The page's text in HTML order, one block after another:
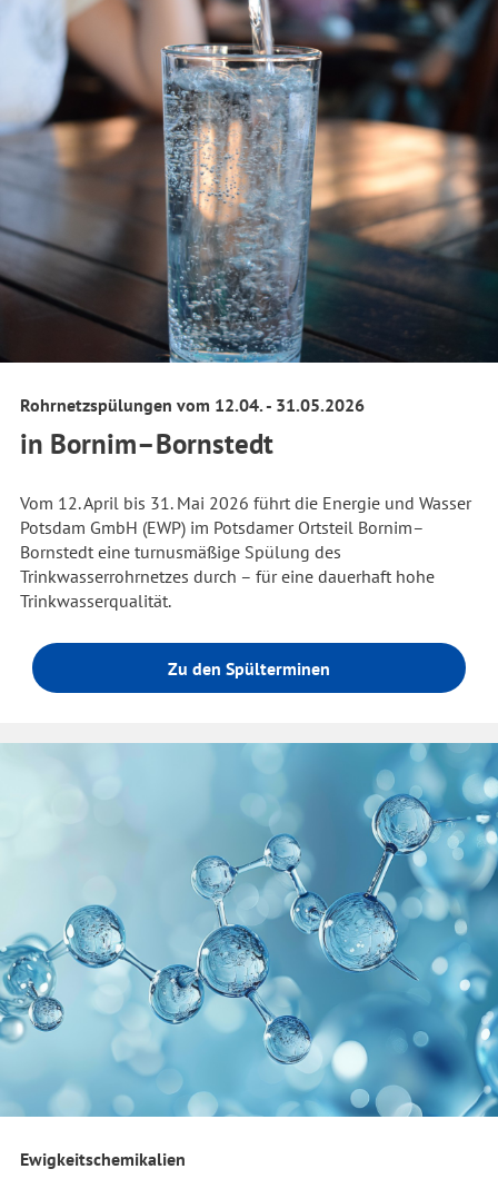
Rohrnetzspülungen vom 12.04. - 31.05.2026
in Bornim–Bornstedt
Vom 12. April bis 31. Mai 2026 führt die Energie und Wasser
Potsdam GmbH (EWP) im Potsdamer Ortsteil Bornim–
Bornstedt eine turnusmäßige Spülung des
Trinkwasserrohrnetzes durch – für eine dauerhaft hohe
Trinkwasserqualität.
Zu den Spülterminen
Ewigkeitschemikalien